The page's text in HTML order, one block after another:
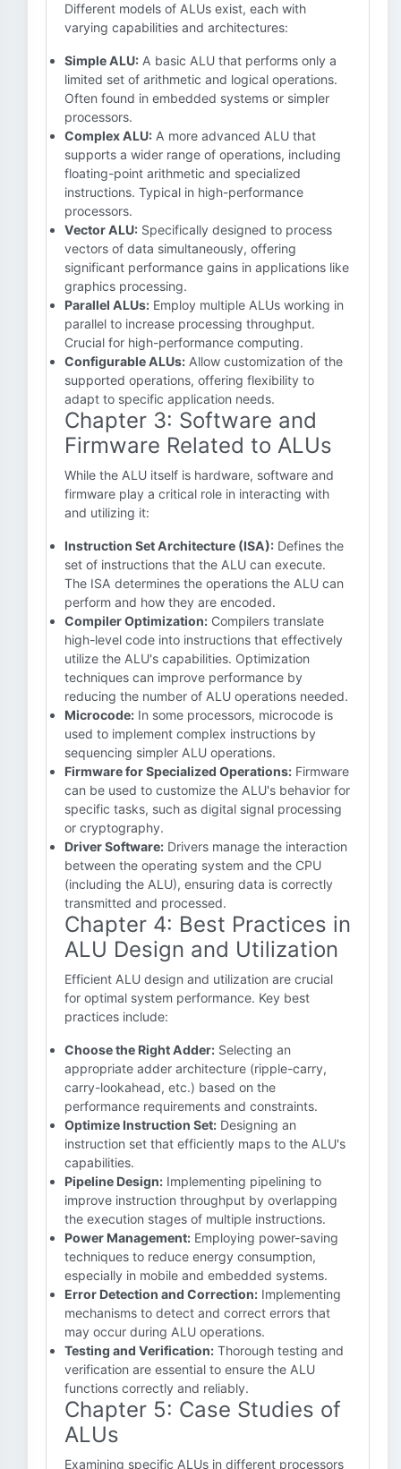
Different models of ALUs exist, each with
varying capabilities and architectures:
Simple ALU: A basic ALU that performs only a
limited set of arithmetic and logical operations.
Often found in embedded systems or simpler
processors.
Complex ALU: A more advanced ALU that
supports a wider range of operations, including
floating-point arithmetic and specialized
instructions. Typical in high-performance
processors.
Vector ALU: Specifically designed to process
vectors of data simultaneously, offering
significant performance gains in applications like
graphics processing.
Parallel ALUs: Employ multiple ALUs working in
parallel to increase processing throughput.
Crucial for high-performance computing.
Configurable ALUs: Allow customization of the
supported operations, offering flexibility to
adapt to specific application needs.
Chapter 3: Software and
Firmware Related to ALUs
While the ALU itself is hardware, software and
firmware play a critical role in interacting with
and utilizing it:
Instruction Set Architecture (ISA): Defines the
set of instructions that the ALU can execute.
The ISA determines the operations the ALU can
perform and how they are encoded.
Compiler Optimization: Compilers translate
high-level code into instructions that effectively
utilize the ALU's capabilities. Optimization
techniques can improve performance by
reducing the number of ALU operations needed.
Microcode: In some processors, microcode is
used to implement complex instructions by
sequencing simpler ALU operations.
Firmware for Specialized Operations: Firmware
can be used to customize the ALU's behavior for
specific tasks, such as digital signal processing
or cryptography.
Driver Software: Drivers manage the interaction
between the operating system and the CPU
(including the ALU), ensuring data is correctly
transmitted and processed.
Chapter 4: Best Practices in
ALU Design and Utilization
Efficient ALU design and utilization are crucial
for optimal system performance. Key best
practices include:
Choose the Right Adder: Selecting an
appropriate adder architecture (ripple-carry,
carry-lookahead, etc.) based on the
performance requirements and constraints.
Optimize Instruction Set: Designing an
instruction set that efficiently maps to the ALU's
capabilities.
Pipeline Design: Implementing pipelining to
improve instruction throughput by overlapping
the execution stages of multiple instructions.
Power Management: Employing power-saving
techniques to reduce energy consumption,
especially in mobile and embedded systems.
Error Detection and Correction: Implementing
mechanisms to detect and correct errors that
may occur during ALU operations.
Testing and Verification: Thorough testing and
verification are essential to ensure the ALU
functions correctly and reliably.
Chapter 5: Case Studies of
ALUs
Examining specific ALUs in different processors